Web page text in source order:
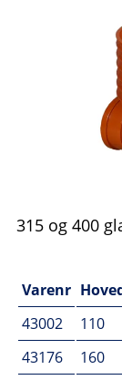
315 og 400
Varenr
43002
110
43176
160